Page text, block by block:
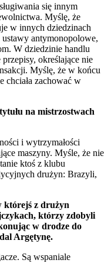
się innym
Myślę, że
w innych dziedzinach
antymonopolowe,
W dziedzinie handlu
określające nie
Myślę, że w końcu
chciała zachować w
na mistrzostwach
i wytrzymałości
maszyny. Myśle, że nie
ktoś z klubu
drużyn: Brazyli,
którejś z drużyn
którzy zdobyli
w drodze do
Argętynę.
Są wspaniale